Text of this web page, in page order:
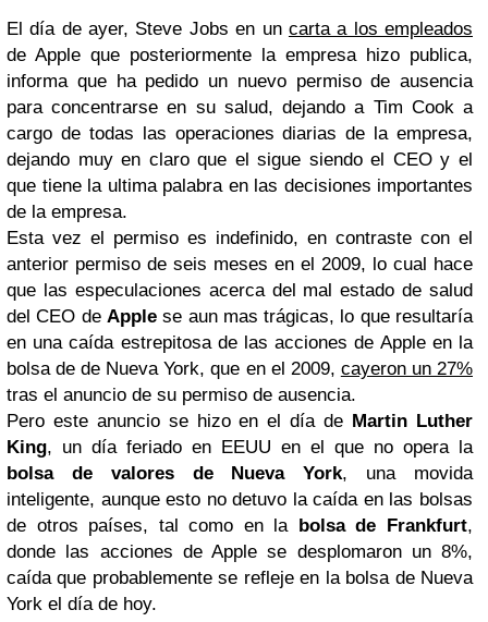
El día de ayer, Steve Jobs en un carta a los empleados
de Apple que posteriormente la empresa hizo publica,
informa que ha pedido un nuevo permiso de ausencia
para concentrarse en su salud, dejando a Tim Cook a
cargo de todas las operaciones diarias de la empresa,
dejando muy en claro que el sigue siendo el CEO y el
que tiene la ultima palabra en las decisiones importantes
de la empresa.
Esta vez el permiso es indefinido, en contraste con el
anterior permiso de seis meses en el 2009, lo cual hace
que las especulaciones acerca del mal estado de salud
del CEO de Applese aun mas trágicas, lo que resultaría
en una caída estrepitosa de las acciones de Apple en la
bolsa de de Nueva York, que en el 2009, cayeron un 27%
tras el anuncio de su permiso de ausencia.
Pero este anuncio se hizo en el día de Martin Luther
King, un día feriado en EEUU en el que no opera la
bolsa de valores de Nueva York, una movida
inteligente, aunque esto no detuvo la caída en las bolsas
de otros países, tal como en la bolsa de Frankfurt,
donde las acciones de Apple se desplomaron un 8%,
caída que probablemente se refleje en la bolsa de Nueva
York el día de hoy.